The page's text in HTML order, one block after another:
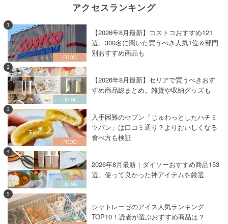
アクセスランキング
1
【2026年8月最新】コストコおすすめ121
選。300名に聞いた買うべき人気1位＆部門
別おすすめ商品も
2
【2026年8月最新】セリアで買うべきおす
すめ商品総まとめ。雑貨や収納グッズも
3
入手困難のセブン「じゅわっとしたハチミ
ツパン」は口コミ通り？よりおいしくなる
食べ方も検証
4
2026年8月最新｜ダイソーおすすめ商品153
選。使って良かった神アイテムを厳選
5
シャトレーゼのアイス人気ランキング
TOP10！読者が選ぶおすすめ商品は？